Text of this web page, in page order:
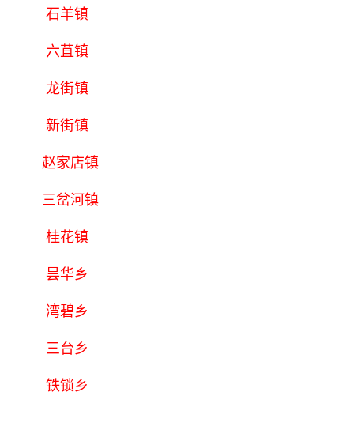
石羊镇
六苴镇
龙街镇
新街镇
赵家店镇
三岔河镇
桂花镇
昙华乡
湾碧乡
三台乡
铁锁乡